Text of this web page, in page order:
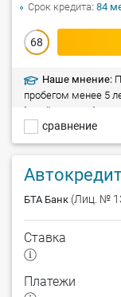
сравнение
68
Срок кредита 84
Наше мнение:
пробегом менее 5
"ДрайвМоторс".
БТА Банк (Лиц. №
Ставка
Платежи